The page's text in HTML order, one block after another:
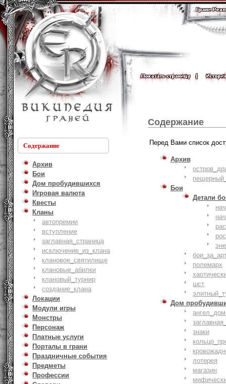
Содержание
Архив
Бои
Дом пробудившихся
Игровая валюта
Квесты
Кланы
автопремии
вступление
заглавная_страница
исключение_из_клана
клановое_святилище
клановые_абилки
клановый_турнир
создание_клана
Локации
Модули игры
Монстры
Персонаж
Платные услуги
Порталы в грани
Праздничные события
Предметы
Профессии
Содержание
Перед Вами список
Архив
Бои
Детали
полемарх
шст
Дом
знаки
лотерея
магазин